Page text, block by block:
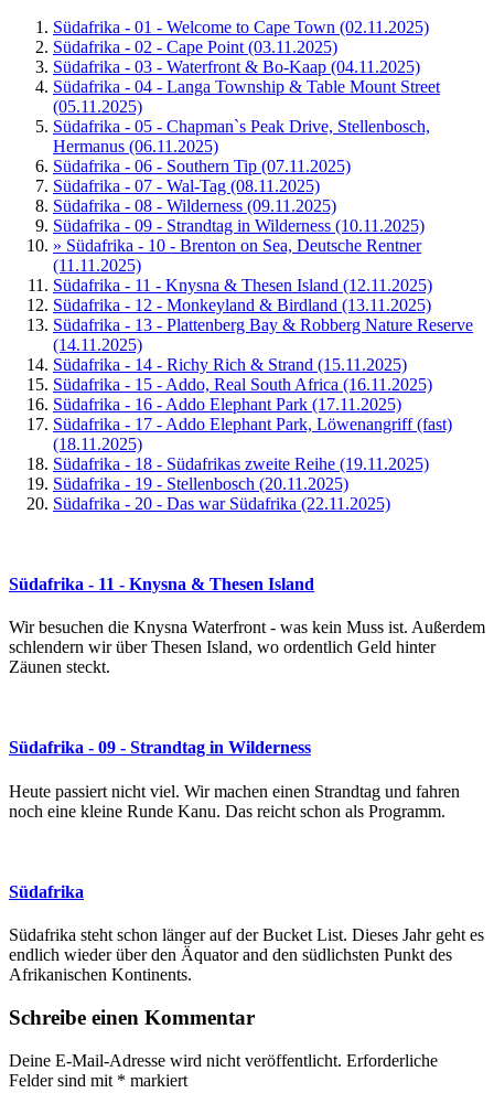
Südafrika - 01 - Welcome to Cape Town (02.11.2025)
Südafrika - 02 - Cape Point (03.11.2025)
Südafrika - 03 - Waterfront & Bo-Kaap (04.11.2025)
Südafrika - 04 - Langa Township & Table Mount Street
(05.11.2025)
Südafrika - 05 - Chapman`s Peak Drive, Stellenbosch,
Hermanus (06.11.2025)
Südafrika - 06 - Southern Tip (07.11.2025)
Südafrika - 07 - Wal-Tag (08.11.2025)
Südafrika - 08 - Wilderness (09.11.2025)
Südafrika - 09 - Strandtag in Wilderness (10.11.2025)
» Südafrika - 10 - Brenton on Sea, Deutsche Rentner
(11.11.2025)
Südafrika - 11 - Knysna & Thesen Island (12.11.2025)
Südafrika - 12 - Monkeyland & Birdland (13.11.2025)
Südafrika - 13 - Plattenberg Bay & Robberg Nature Reserve
(14.11.2025)
Südafrika - 14 - Richy Rich & Strand (15.11.2025)
Südafrika - 15 - Addo, Real South Africa (16.11.2025)
Südafrika - 16 - Addo Elephant Park (17.11.2025)
Südafrika - 17 - Addo Elephant Park, Löwenangriff (fast)
(18.11.2025)
Südafrika - 18 - Südafrikas zweite Reihe (19.11.2025)
Südafrika - 19 - Stellenbosch (20.11.2025)
Südafrika - 20 - Das war Südafrika (22.11.2025)
Südafrika - 11 - Knysna & Thesen Island
Wir besuchen die Knysna Waterfront - was kein Muss ist. Außerdem
schlendern wir über Thesen Island, wo ordentlich Geld hinter
Zäunen steckt.
Südafrika - 09 - Strandtag in Wilderness
Heute passiert nicht viel. Wir machen einen Strandtag und fahren
noch eine kleine Runde Kanu. Das reicht schon als Programm.
Südafrika
Südafrika steht schon länger auf der Bucket List. Dieses Jahr geht es
endlich wieder über den Äquator and den südlichsten Punkt des
Afrikanischen Kontinents.
Schreibe einen Kommentar
Deine E-Mail-Adresse wird nicht veröffentlicht. Erforderliche
Felder sind mit * markiert